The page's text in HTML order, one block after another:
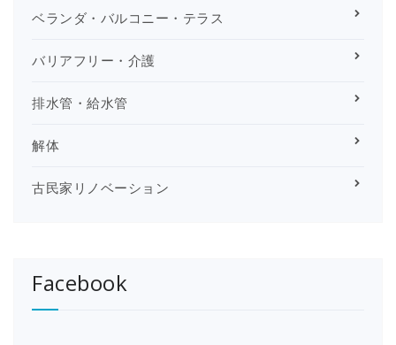
ベランダ・バルコニー・テラス
バリアフリー・介護
排水管・給水管
解体
古民家リノベーション
Facebook